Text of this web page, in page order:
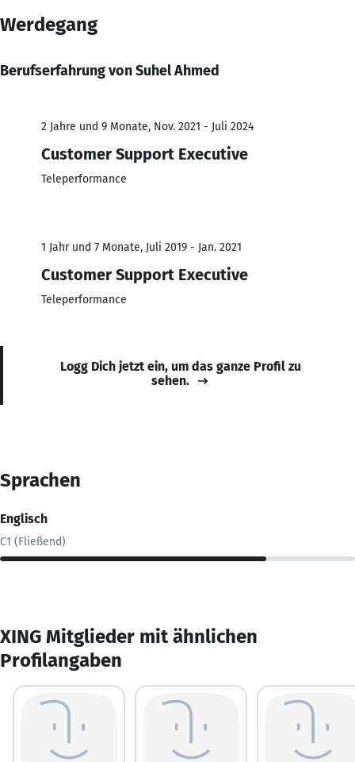
Werdegang
Berufserfahrung von Suhel Ahmed
2 Jahre und 9 Monate, Nov. 2021 - Juli 2024
Customer Support Executive
Teleperformance
1 Jahr und 7 Monate, Juli 2019 - Jan. 2021
Customer Support Executive
Teleperformance
Logg Dich jetzt ein, um das ganze Profil zu
sehen.
Sprachen
Englisch
C1 (Fließend)
XING Mitglieder mit ähnlichen
Profilangaben